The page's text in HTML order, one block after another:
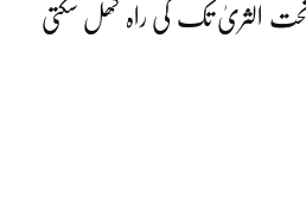
الثریٰ تک کی راہ کھل سکتی